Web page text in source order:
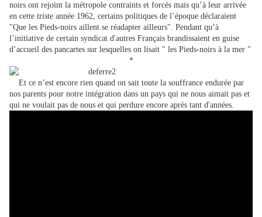
noirs ont rejoint la métropole contraints et forcés mais qu’à leur arrivée
en cette triste année 1962, certains politiques de l’époque déclaraient
"Que les Pieds-noirs aillent se réadapter ailleurs". Pendant qu’à
l’initiative de certain syndicat d'autres Français brandissaient en guise
d’accueil des pancartes sur lesquelles on lisait " les Pieds-noirs à la mer "
*
Et ce n’est encore rien quand on sait toute la souffrance endurée par
nos parents pour notre intégration dans un pays qui ne nous aimait pas et
qui ne voulait pas de nous et qui perdure encore après tant d'années.